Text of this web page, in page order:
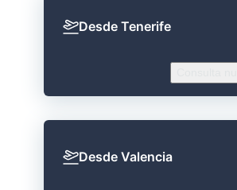
Desde Tenerife
Desde Valencia